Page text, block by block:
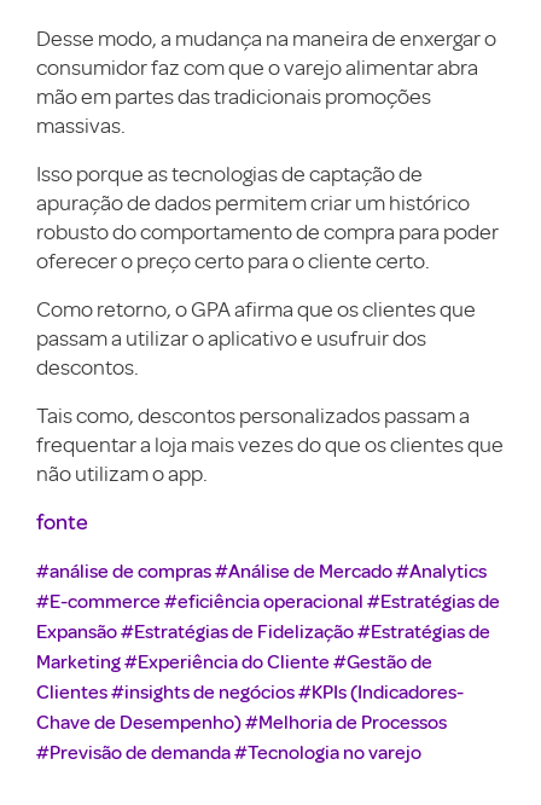
Desse modo, a mudança na maneira de enxergar o
consumidor faz com que o varejo alimentar abra
mão em partes das tradicionais promoções
massivas.
Isso porque as tecnologias de captação de
apuração de dados permitem criar um histórico
robusto do comportamento de compra para poder
oferecer o preço certo para o cliente certo.
Como retorno, o GPA afirma que os clientes que
passam a utilizar o aplicativo e usufruir dos
descontos.
Tais como, descontos personalizados passam a
frequentar a loja mais vezes do que os clientes que
não utilizam o app.
fonte
#análise de compras#Análise de Mercado#Analytics
#E-commerce#eficiência operacional #Estratégias de
Expansão#Estratégias de Fidelização#Estratégias de
Marketing#Experiência do Cliente#Gestão de
Clientes#insights de negócios#KPIs (Indicadores-
Chave de Desempenho)#Melhoria de Processos
#Previsão de demanda#Tecnologia no varejo